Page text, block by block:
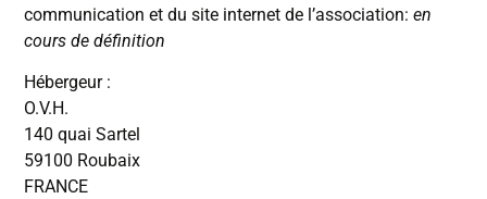
communication et du site internet de l’association:en
cours de définition
Hébergeur :
O.V.H.
140 quai Sartel
59100 Roubaix
FRANCE